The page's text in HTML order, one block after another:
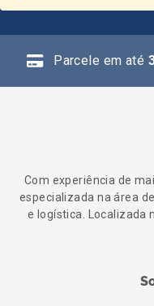
Parcele em até
Com experiência de
especializada na área
e logística. Localizada